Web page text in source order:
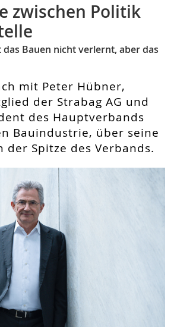
zwischen Politik
das Bauen nicht verlernt, aber das
mit Peter Hübner,
der Strabag AG und
des Hauptverbands
Bauindustrie, über seine
der Spitze des Verbands.